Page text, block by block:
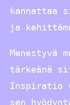
kannattaa
ja
Menestyvä
tärkeänä
Inspiratio
sen